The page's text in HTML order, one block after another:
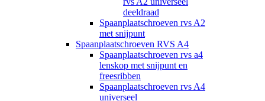
deeldraad
Spaanplaatschroeven rvs A2
met snijpunt
Spaanplaatschroeven RVS A4
Spaanplaatschroeven rvs a4
lenskop met snijpunt en
freesribben
Spaanplaatschroeven rvs A4
universeel